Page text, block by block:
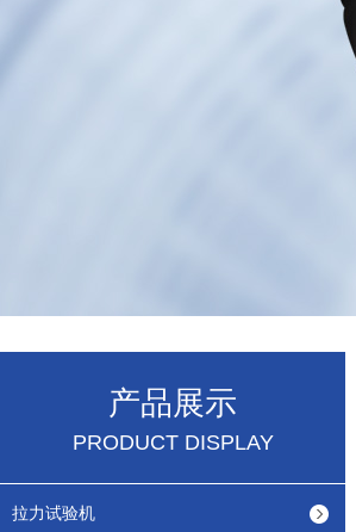
产品展示
PRODUCT DISPLAY
拉力试验机